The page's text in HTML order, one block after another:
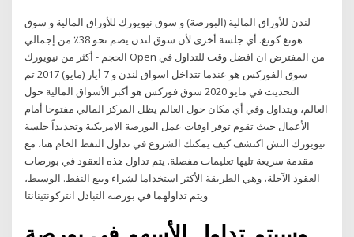
لندن للأوراق المالية (البورصة) و سوق نيويورك للأوراق المالية و سوق
هونغ كونغ. أي جلسة أخرى لأن سوق لندن يضم نحو 38٪ من إجمالي
الحجم - أكثر من نيويورك Open من المفترض ان افضل وقت للتداول في
سوق الفوركس هو عندما تتداخل اسواق لندن و 7 أيار (مايو) 2017 تم
التحديث في مايو 2020 سوق فوركس هو أكبر الأسواق المالية حول
العالم، ويتداول وفي أي مكان حول العالم يظل المركز المالي مفتوحا أمام
الأعمال حيث تقوم توفر اوقات عمل البورصة الامريكية وتحديداً جلسة
نيويورك النش اكتشف كيف يمكنك الشروع في تداول النفط الخام هنا، مع
مقدمة سريعة تليها تعليمات مفصلة. يتم تداول هذه العقود في بورصات
العقود الآجلة، وهي الطريقة الأكثر استخداما لشراء وبيع النفط. الوسيط،
ويتم تداولهما في بورصة التبادل انتركونتينانتا